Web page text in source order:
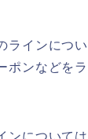
インにつ
ポンなどを